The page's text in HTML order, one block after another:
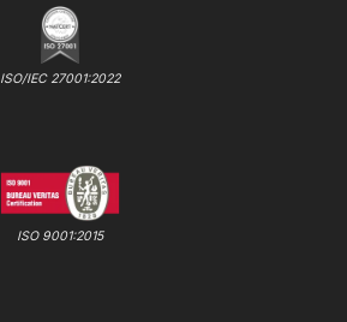
ISO/IEC 27001:2022
ISO 9001:2015